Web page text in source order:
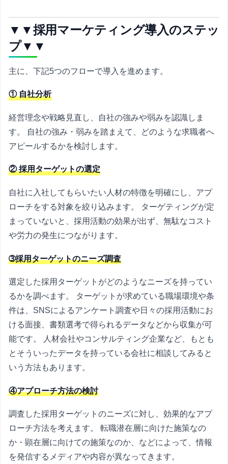
▼▼採用マーケティング導入のステッ
プ▼▼
主に、下記5つのフローで導入を進めます。
① 自社分析
経営理念や戦略見直し、自社の強みや弱みを認識しま
す。 自社の強み・弱みを踏まえて、どのような求職者へ
アピールするかを検討します。
② 採用ターゲットの選定
自社に入社してもらいたい人材の特徴を明確にし、アプ
ローチをする対象を絞り込みます。 ターゲティングが定
まっていないと、採用活動の効果が出ず、無駄なコスト
や労力の発生につながります。
➂採用ターゲットのニーズ調査
選定した採用ターゲットがどのようなニーズを持ってい
るかを調べます。 ターゲットが求めている職場環境や条
件は、SNSによるアンケート調査や日々の採用活動にお
ける面接、書類選考で得られるデータなどから収集が可
能です。 人材会社やコンサルティング企業など、もとも
とそういったデータを持っている会社に相談してみると
いう方法もあります。
④アプローチ方法の検討
調査した採用ターゲットのニーズに対し、効果的なアプ
ローチ方法を考えます。 転職潜在層に向けた施策なの
か・顕在層に向けての施策なのか、などによって、情報
を発信するメディアや内容が異なってきます。